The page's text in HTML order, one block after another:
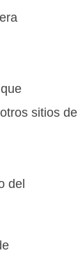
sitios de
del